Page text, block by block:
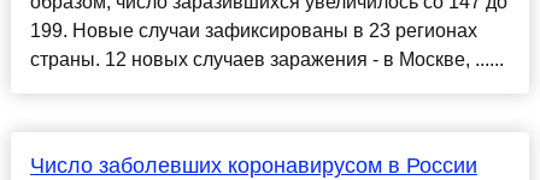
199. Новые случаи зафиксированы в 23 регионах
страны. 12 новых случаев заражения - в Москве, ......
Число заболевших коронавирусом в России